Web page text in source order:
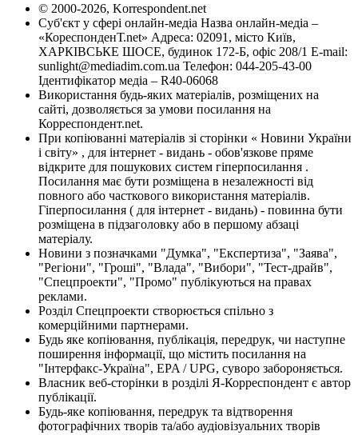
© 2000-2026, Korrespondent.net
Суб'єкт у сфері онлайн-медіа Назва онлайн-медіа –
«КореспонденТ.net» Адреса: 02091, місто Київ,
ХАРКІВСЬКЕ ШОСЕ, будинок 172-Б, офіс 208/1 E-mail:
sunlight@mediadim.com.ua Телефон: 044-205-43-00
Ідентифікатор медіа – R40-06068
Використання будь-яких матеріалів, розміщених на
сайті, дозволяється за умови посилання на
Корреспондент.net.
При копіюванні матеріалів зі сторінки « Новини України
і світу» , для інтернет - видань - обов'язкове пряме
відкрите для пошукових систем гіперпосилання .
Посилання має бути розміщена в незалежності від
повного або часткового використання матеріалів.
Гіперпосилання ( для інтернет - видань) - повинна бути
розміщена в підзаголовку або в першому абзаці
матеріалу.
Новини з позначками "Думка", "Експертиза", "Заява",
"Регіони", "Гроші", "Влада", "Вибори", "Тест-драйв",
"Спецпроекти", "Промо" публікуються на правах
реклами.
Розділ Спецпроекти створюється спільно з
комерційними партнерами.
Будь яке копіювання, публікація, передрук, чи наступне
поширення інформації, що містить посилання на
"Інтерфакс-Україна", EPA / UPG, суворо забороняється.
Власник веб-сторінки в розділі Я-Корреспондент є автор
публікації.
Будь-яке копіювання, передрук та відтворення
фотографічних творів та/або аудіовізуальних творів